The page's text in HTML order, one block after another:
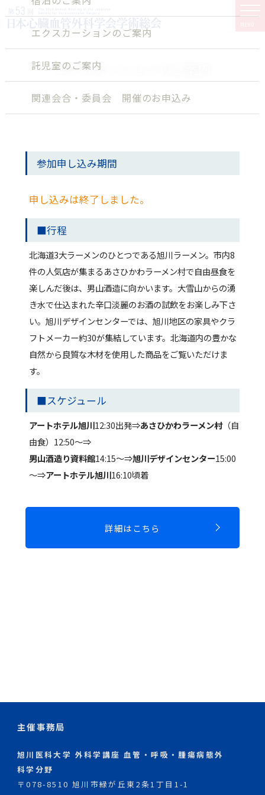
エクスカーションのご案内
託児室のご案内
関連会合・委員会 開催のお申込み
お問い合わせ
諾否ご回答フォーム
エクスカーションのご案内
参加申し込み期間
申し込みは終了しました。
■行程
北海道3大ラーメンのひとつである旭川ラーメン。市内8
件の人気店が集まるあさひかわラーメン村で自由昼食を
楽しんだ後は、男山酒造に向かいます。大雪山からの湧
き水で仕込まれた辛口淡麗のお酒の試飲をお楽しみ下さ
い。旭川デザインセンターでは、旭川地区の家具やクラ
フトメーカー約30が集結しています。北海道内の豊かな
自然から良質な木材を使用した商品をご覧いただけま
す。
■スケジュール
アートホテル旭川12:30出発⇒あさひかわラーメン村（自
由食）12:50～⇒
男山酒造り資料館14:15～⇒旭川デザインセンター15:00
～⇒アートホテル旭川16:10頃着
詳細はこちら
主催事務局
旭川医科大学 外科学講座 血管・呼吸・腫瘍病態外
科学分野
〒078-8510 旭川市緑が丘東2条1丁目1-1